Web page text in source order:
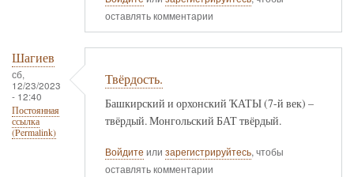
оставлять комментарии
Шагиев
сб,
12/23/2023
- 12:40
Постоянная
ссылка
(Permalink)
Твёрдость.
Башкирский и орхонский ҠАТЫ (7-й век) –
твёрдый. Монгольский БАТ твёрдый.
Войдите или зарегистрируйтесь, чтобы
оставлять комментарии